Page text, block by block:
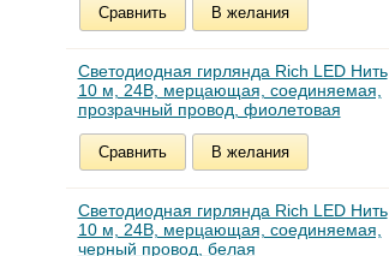
Сравнить В желания
Светодиодная гирлянда Rich LED Нить
10 м, 24В, мерцающая, соединяемая,
прозрачный провод, фиолетовая
Сравнить В желания
Светодиодная гирлянда Rich LED Нить
10 м, 24В, мерцающая, соединяемая,
черный провод, белая